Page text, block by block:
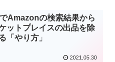
Amazonの検索結果から
ットプレイスの出品を除
「やり方」
2021.05.30